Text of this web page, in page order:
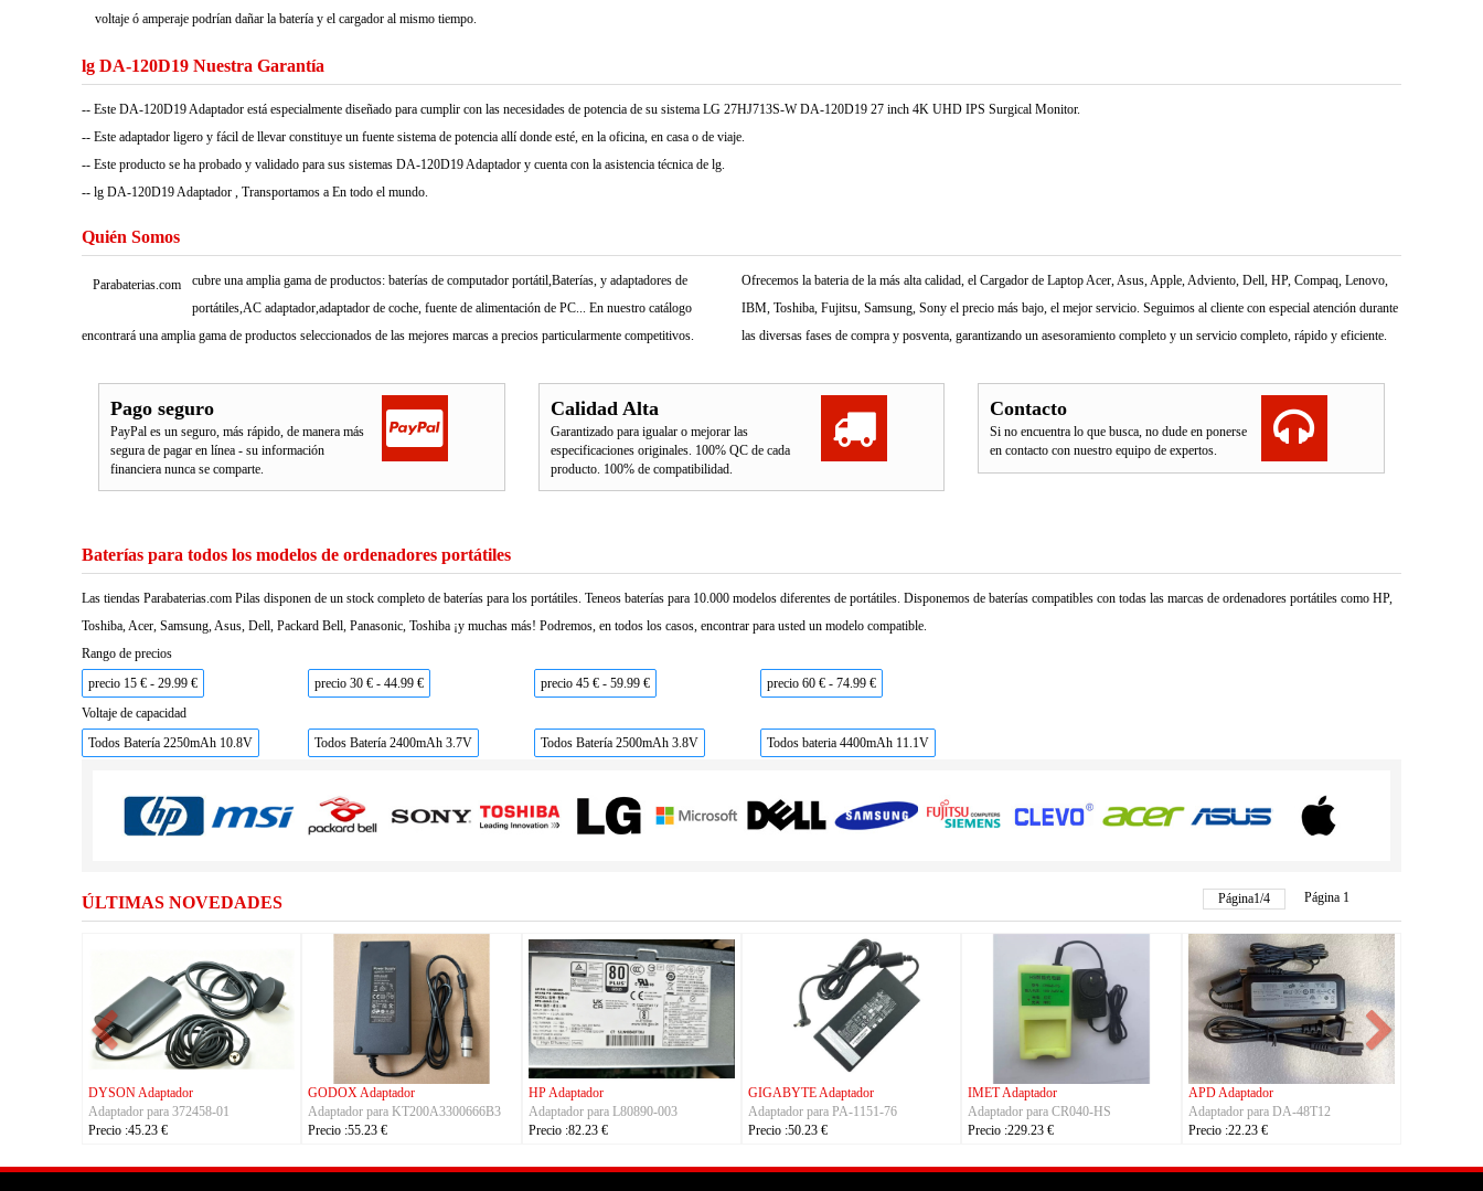
voltaje ó amperaje podrían dañar la batería y el cargador al mismo tiempo.
lg DA-120D19 Nuestra Garantía
-- Este DA-120D19 Adaptador está especialmente diseñado para cumplir con las necesidades de potencia de su sistema LG 27HJ713S-W DA-120D19 27 inch 4K UHD IPS Surgical Monitor.
-- Este adaptador ligero y fácil de llevar constituye un fuente sistema de potencia allí donde esté, en la oficina, en casa o de viaje.
-- Este producto se ha probado y validado para sus sistemas DA-120D19 Adaptador y cuenta con la asistencia técnica de lg.
-- lg DA-120D19 Adaptador , Transportamos a En todo el mundo.
Quién Somos
Parabaterias.com
cubre una amplia gama de productos: baterías de computador portátil,Baterías, y adaptadores de
portátiles,AC adaptador,adaptador de coche, fuente de alimentación de PC... En nuestro catálogo
encontrará una amplia gama de productos seleccionados de las mejores marcas a precios particularmente competitivos.
Ofrecemos la bateria de la más alta calidad, el Cargador de Laptop Acer, Asus, Apple, Adviento, Dell, HP, Compaq, Lenovo,
IBM, Toshiba, Fujitsu, Samsung, Sony el precio más bajo, el mejor servicio. Seguimos al cliente con especial atención durante
las diversas fases de compra y posventa, garantizando un asesoramiento completo y un servicio completo, rápido y eficiente.
Pago seguro
PayPal es un seguro, más rápido, de manera más
segura de pagar en línea - su información
financiera nunca se comparte.
Calidad Alta
Garantizado para igualar o mejorar las
especificaciones originales. 100% QC de cada
producto. 100% de compatibilidad.
Contacto
Si no encuentra lo que busca, no dude en ponerse
en contacto con nuestro equipo de expertos.
Baterías para todos los modelos de ordenadores portátiles
Las tiendas Parabaterias.com Pilas disponen de un stock completo de baterías para los portátiles. Teneos baterías para 10.000 modelos diferentes de portátiles. Disponemos de baterías compatibles con todas las marcas de ordenadores portátiles como HP,
Toshiba, Acer, Samsung, Asus, Dell, Packard Bell, Panasonic, Toshiba ¡y muchas más! Podremos, en todos los casos, encontrar para usted un modelo compatible.
Rango de precios
precio 15 € - 29.99 €
precio 30 € - 44.99 € precio 45 € - 59.99 €
precio 60 € - 74.99 €
Voltaje de capacidad
Todos Batería 2250mAh 10.8V
Todos Batería 2400mAh 3.7V Todos Batería 2500mAh 3.8V Todos bateria 4400mAh 11.1V
ÚLTIMAS NOVEDADES Página1/4 Página 1
GIGABYTE Adaptador
Adaptador para PA-1151-76
Precio :50.23 €
IMET Adaptador
Adaptador para CR040-HS
Precio :229.23 €
APD Adaptador
Adaptador para DA-48T12
Precio :22.23 €
FSP Adaptador
Adaptador para FSP330-ACAU3
Precio :164.23 €
HUAWEI Adaptador
Adaptador para S190126D1D
Precio :40.23 €
TRIMBLE Adaptador
Adaptador para
Charger_Dual_Battery_Slot